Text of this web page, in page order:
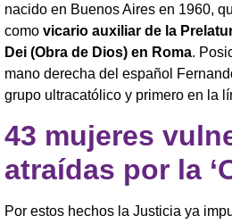
nacido en Buenos Aires en 1960,
como vicario auxiliar de la
Dei (Obra de Dios) en Roma.
mano derecha del español
grupo ultracatólico y primero en la
43 mujeres
atraídas por la
Por estos hechos la Justicia ya